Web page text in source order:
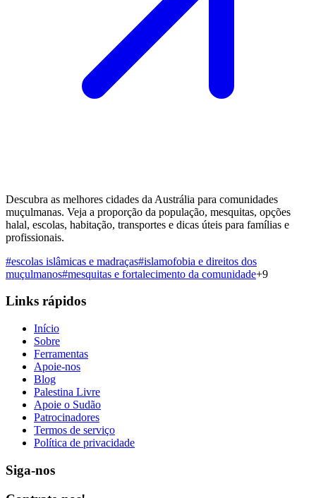
Descubra as melhores cidades da Austrália para comunidades
muçulmanas. Veja a proporção da população, mesquitas, opções
halal, escolas, habitação, transportes e dicas úteis para famílias e
profissionais.
#escolas islâmicas e madraças#islamofobia e direitos dos
muçulmanos#mesquitas e fortalecimento da comunidade+9
Links rápidos
Início
Sobre
Ferramentas
Apoie-nos
Blog
Palestina Livre
Apoie o Sudão
Patrocinadores
Termos de serviço
Política de privacidade
Siga-nos